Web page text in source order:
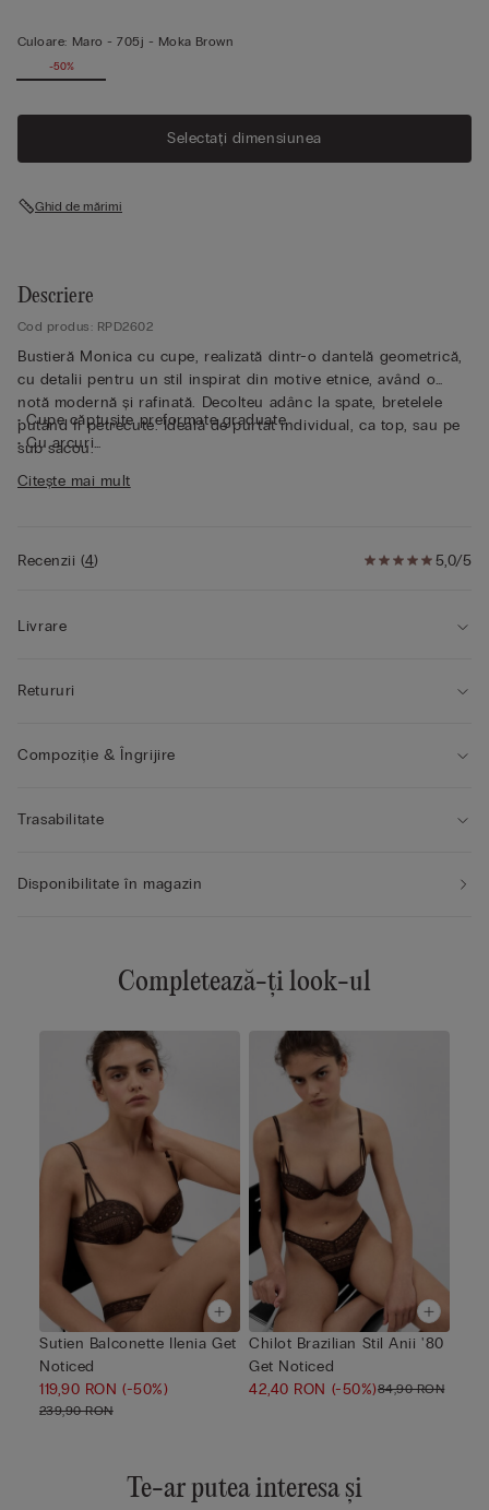
Culoare: Maro -705j - Moka Brown
-50%
Selectați dimensiunea
Ghid de mărimi
Descriere
Cod produs: RPD2602
Bustieră Monica cu cupe, realizată dintr-o dantelă geometrică,
cu detalii pentru un stil inspirat din motive etnice, având o
notă modernă și rafinată. Decolteu adânc la spate, bretelele
putând fi petrecute. Ideală de purtat individual, ca top, sau pe
sub sacou.
• Cupe căptușite preformate graduate
• Cu arcuri
• Circuit dublat în întregime cu tul
• Modelul are 175 cm înălțime și poartă mărimea 2B / 75B / 34B
Citește mai mult
5,0/5
Recenzii(4)
Livrare
Retururi
Compoziție & Îngrijire
Trasabilitate
Disponibilitate în magazin
Completează-ți look-ul
Sutien Balconette Ilenia Get
Noticed
119,90 RON(-50%)
239,90 RON
Chilot Brazilian Stil Anii '80
Get Noticed
42,40 RON (-50%)84,90 RON
Te-ar putea interesa și